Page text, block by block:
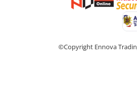
©Copyright Ennova